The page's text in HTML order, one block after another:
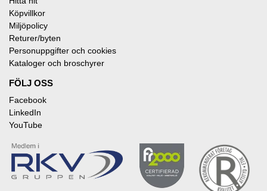
Köpvillkor
Miljöpolicy
Returer/byten
Personuppgifter och cookies
Kataloger och broschyrer
FÖLJ OSS
Facebook
LinkedIn
YouTube